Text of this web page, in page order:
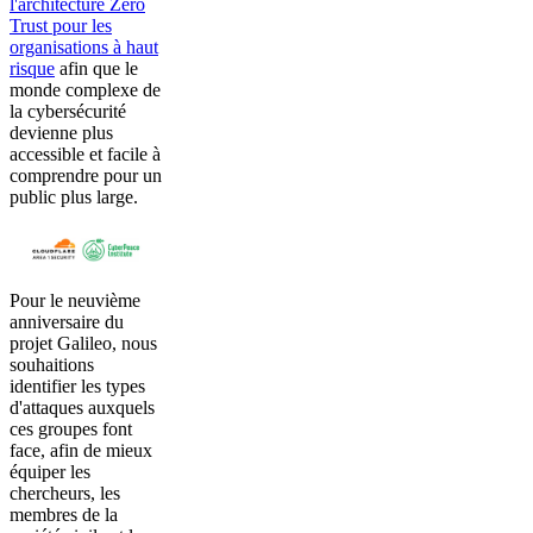
Trust pour les
organisations à haut
risque afin que le
monde complexe de
la cybersécurité
devienne plus
accessible et facile à
comprendre pour un
public plus large.
Pour le neuvième
anniversaire du
projet Galileo, nous
souhaitions
identifier les types
d'attaques auxquels
ces groupes font
face, afin de mieux
équiper les
chercheurs, les
membres de la